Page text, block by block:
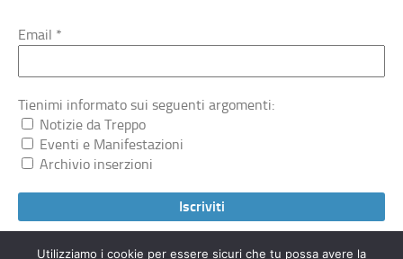
Email *
Tienimi informato sui seguenti argomenti:
Notizie da Treppo
Eventi e Manifestazioni
Archivio inserzioni
Utilizziamo i cookie per essere sicuri che tu possa avere la